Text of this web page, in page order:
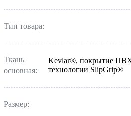
Тип товара:
Ткань
основная:
Kevlar®, покрытие
технологии SlipGrip®
Размер: